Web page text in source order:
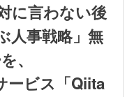
に言わない後
人事戦略」無
、
ービス「Qiita